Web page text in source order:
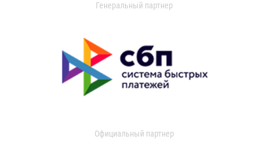
Генеральный партнер
Официальный партнер